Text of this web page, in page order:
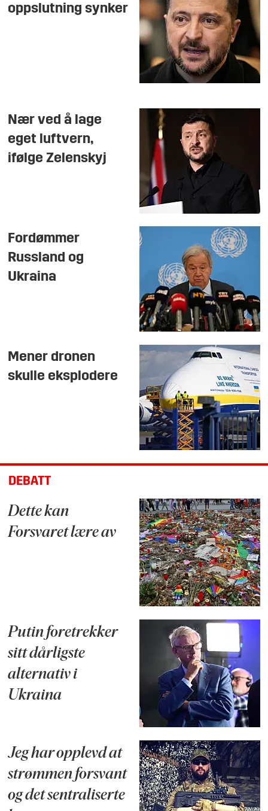
oppslutning synker
Nær ved å lage
eget luftvern,
ifølge Zelenskyj
Fordømmer
Russland og
Ukraina
Mener dronen
skulle eksplodere
DEBATT
Dette kan
Forsvaret lære av
Putin foretrekker
sitt dårligste
alternativ i
Ukraina
Jeg har opplevd at
strømmen forsvant
og det sentraliserte